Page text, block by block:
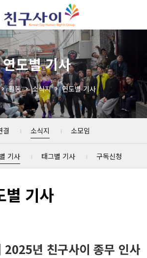
연도별 기사
활동 소식지 연도별 기사
결 소식지 소모임
기사 태그별 기사 구독신청
별 기사
년 친구사이 종무 인사